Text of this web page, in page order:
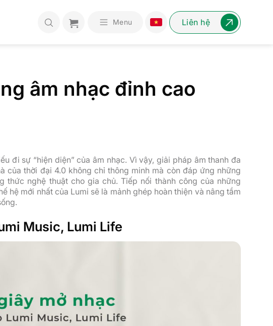
Menu Liên hệ
âm nhạc đỉnh cao
đi sự “hiện diện” của âm nhạc. Vì vậy, giải pháp âm thanh đa
của thời đại 4.0 không chỉ thông minh mà còn đáp ứng những
thức nghệ thuật cho gia chủ. Tiếp nối thành công của những
hệ mới nhất của Lumi sẽ là mảnh ghép hoàn thiện và nâng tầm
Music, Lumi Life